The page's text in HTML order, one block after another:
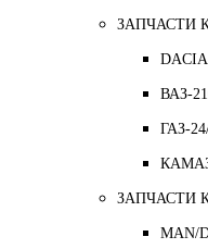
ЗАПЧАСТИ
DACIA
ВАЗ-
ГАЗ-
ЗАПЧАСТИ
MAN/